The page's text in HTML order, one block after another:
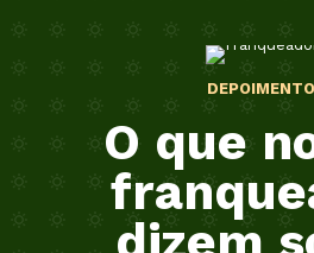
O que
dizem